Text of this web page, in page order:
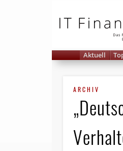
Aktuell
ARCHIV